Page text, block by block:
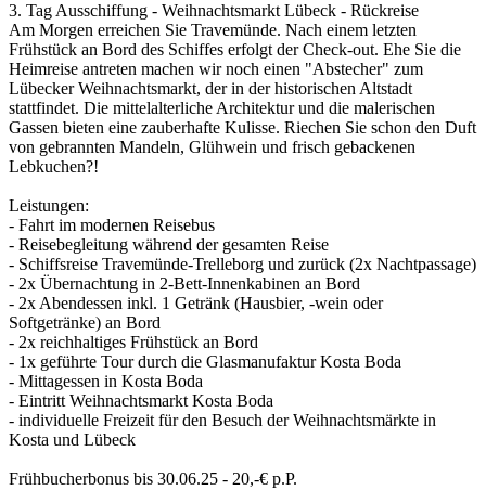
3. Tag Ausschiffung - Weihnachtsmarkt Lübeck - Rückreise
Am Morgen erreichen Sie Travemünde. Nach einem letzten
Frühstück an Bord des Schiffes erfolgt der Check-out. Ehe Sie die
Heimreise antreten machen wir noch einen "Abstecher" zum
Lübecker Weihnachtsmarkt, der in der historischen Altstadt
stattfindet. Die mittelalterliche Architektur und die malerischen
Gassen bieten eine zauberhafte Kulisse. Riechen Sie schon den Duft
von gebrannten Mandeln, Glühwein und frisch gebackenen
Lebkuchen?!
Leistungen:
- Fahrt im modernen Reisebus
- Reisebegleitung während der gesamten Reise
- Schiffsreise Travemünde-Trelleborg und zurück (2x Nachtpassage)
- 2x Übernachtung in 2-Bett-Innenkabinen an Bord
- 2x Abendessen inkl. 1 Getränk (Hausbier, -wein oder
Softgetränke) an Bord
- 2x reichhaltiges Frühstück an Bord
- 1x geführte Tour durch die Glasmanufaktur Kosta Boda
- Mittagessen in Kosta Boda
- Eintritt Weihnachtsmarkt Kosta Boda
- individuelle Freizeit für den Besuch der Weihnachtsmärkte in
Kosta und Lübeck
Frühbucherbonus bis 30.06.25 - 20,-€ p.P.